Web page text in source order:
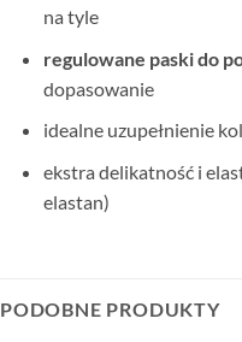
na tyle
regulowane paski do
dopasowanie
idealne uzupełnienie
ekstra delikatność i
elastan)
PODOBNE PRODUKTY